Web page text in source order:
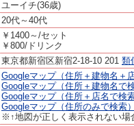
ユーイチ(36歳)
20代～40代
￥1400～/セット
￥800/ドリンク
東京都新宿区新宿2-18-10 201 類
Googleマップ（住所＋建物名＋
Googleマップ（住所＋建物名で
Googleマップ（住所＋店名で検
Googleマップ（住所のみで検索
※↑地図が正しく表示されない場